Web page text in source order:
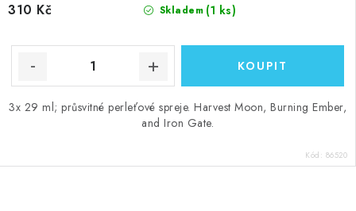
Skladem (1 ks)
310 Kč
3x 29 ml; průsvitné perleťové spreje. Harvest Moon, Burning Ember,
and Iron Gate.
Kód: 86520